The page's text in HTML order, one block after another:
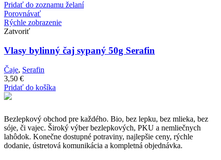
Pridať do zoznamu želaní
Porovnávať
Rýchle zobrazenie
Zatvoriť
Vlasy bylinný čaj sypaný 50g Serafin
Čaje, Serafin
3,50 €
Pridať do košíka
Bezlepkový obchod pre každého. Bio, bez lepku, bez mlieka, bez
sóje, či vajec. Široký výber bezlepkových, PKU a nemliečnych
lahôdok. Konečne dostupné potraviny, najlepšie ceny, rýchle
dodanie, ústretová komunikácia a kompletná objednávka.